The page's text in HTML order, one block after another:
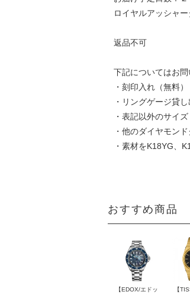
ロイヤルアッシャ
返品不可
下記についてはお問
・刻印入れ（無料）
・リングゲージ貸し
・表記以外のサイズ
・他のダイヤモン
・素材をK18YG、
おすすめ商品
【EDOX/エドッ
【